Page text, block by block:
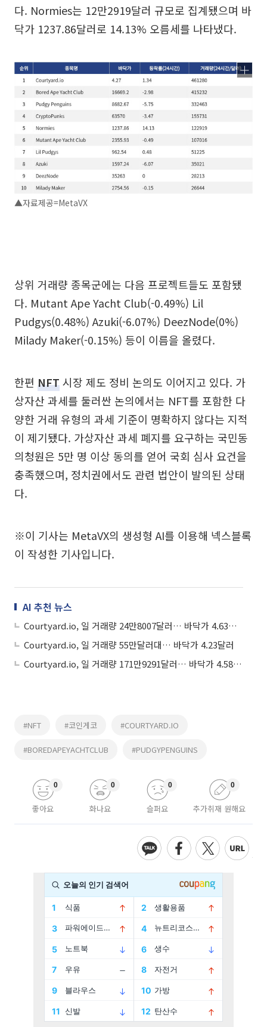
다. Normies는 12만2919달러 규모로 집계됐으며 바
닥가 1237.86달러로 14.13% 오름세를 나타냈다.
▲자료제공=MetaVX
상위 거래량 종목군에는 다음 프로젝트들도 포함됐
다. Mutant Ape Yacht Club(-0.49%) Lil
Pudgys(0.48%) Azuki(-6.07%) DeezNode(0%)
Milady Maker(-0.15%) 등이 이름을 올렸다.
한편 NFT시장 제도 정비 논의도 이어지고 있다. 가
상자산 과세를 둘러싼 논의에서는 NFT를 포함한 다
양한 거래 유형의 과세 기준이 명확하지 않다는 지적
이 제기됐다. 가상자산 과세 폐지를 요구하는 국민동
의청원은 5만 명 이상 동의를 얻어 국회 심사 요건을
충족했으며, 정치권에서도 관련 법안이 발의된 상태
다.
※이 기사는 MetaVX의 생성형 AI를 이용해 넥스블록
이 작성한 기사입니다.
AI 추천 뉴스
Courtyard.io, 일 거래량 24만8007달러… 바닥가 4.63달러
Courtyard.io, 일 거래량 55만달러대… 바닥가 4.23달러
Courtyard.io, 일 거래량 171만9291달러… 바닥가 4.58달러
#NFT #코인게코 #COURTYARD.IO
#BOREDAPEYACHTCLUB #PUDGYPENGUINS
좋아요
0
화나요
0
슬퍼요
0
추가취재 원해요
0